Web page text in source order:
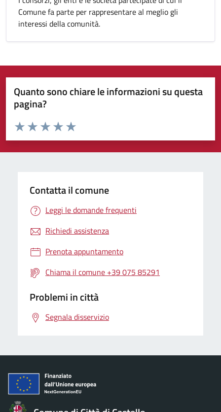
Comune fa parte per rappresentare al meglio gli
interessi della comunità.
Quanto sono chiare le informazioni su questa
pagina?
Valuta da 1 a 5 stelle la pagina
Valuta 5 stelle su 5
Valuta 4 stelle su 5
Valuta 3 stelle su 5
Valuta 2 stelle su 5
Valuta 1 stelle su 5
Contatta il comune
Leggi le domande frequenti
Richiedi assistenza
Prenota appuntamento
Chiama il comune +39 075 85291
Problemi in città
Segnala disservizio